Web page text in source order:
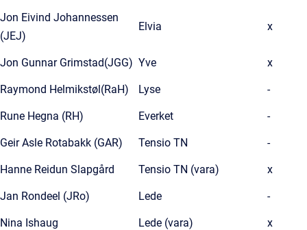
Jon Eivind Johannessen
(JEJ)
Elvia x
Jon Gunnar Grimstad(JGG) Yve x
Raymond Helmikstøl(RaH) Lyse -
Rune Hegna (RH) Everket -
Geir Asle Rotabakk (GAR) Tensio TN -
Hanne Reidun Slapgård Tensio TN (vara) x
Jan Rondeel (JRo) Lede -
Nina Ishaug Lede (vara) x